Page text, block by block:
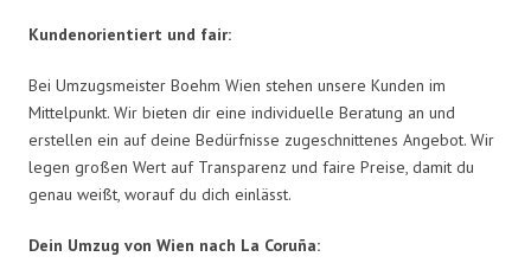
Kundenorientiert und fair:
Bei Umzugsmeister Boehm Wien stehen unsere Kunden im
Mittelpunkt. Wir bieten dir eine individuelle Beratung an und
erstellen ein auf deine Bedürfnisse zugeschnittenes Angebot. Wir
legen großen Wert auf Transparenz und faire Preise, damit du
genau weißt, worauf du dich einlässt.
Dein Umzug von Wien nach La Coruña: